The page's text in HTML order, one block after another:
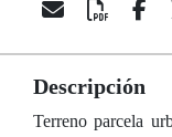
Descripción
Terreno parcela